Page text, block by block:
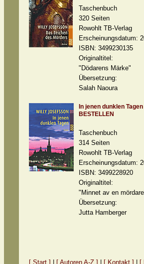
Taschenbuch
320 Seiten
Rowohlt TB-Verlag
Erscheinungsdatum:
ISBN: 3499230135
Originaltitel:
"Dödarens Märke"
Übersetzung:
Salah Naoura
In jenen dunklen Tagen
BESTELLEN
Taschenbuch
314 Seiten
Rowohlt TB-Verlag
Erscheinungsdatum:
ISBN: 3499228920
Originaltitel:
"Minnet av en
Übersetzung:
Jutta Hamberger
[ Start ] [ Autoren A-Z ] [ Kontakt ] [